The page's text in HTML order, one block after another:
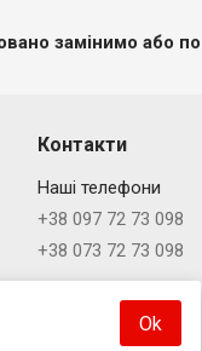
замінимо або
Контакти
Наші телефони
+38 097 72 73 098
+38 073 72 73 098
Ok